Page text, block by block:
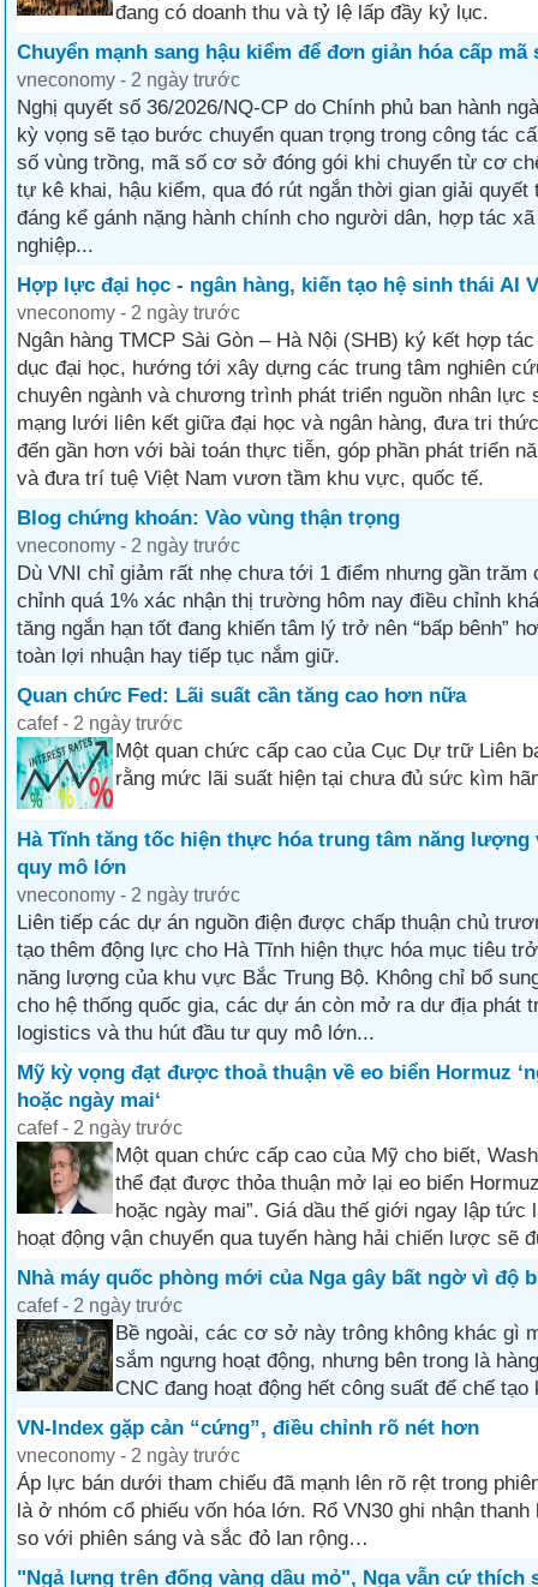
đang có doanh thu và tỷ lệ lấp đầy kỷ lục.
Chuyển mạnh sang hậu kiểm để đơn giản hóa cấp mã
vneconomy - 2 ngày trước
Nghị quyết số 36/2026/NQ-CP do Chính phủ ban hành
kỳ vọng sẽ tạo bước chuyển quan trọng trong công tác
số vùng trồng, mã số cơ sở đóng gói khi chuyển từ cơ
tự kê khai, hậu kiểm, qua đó rút ngắn thời gian giải quyết
đáng kể gánh nặng hành chính cho người dân, hợp tác
nghiệp...
Hợp lực đại học - ngân hàng, kiến tạo hệ sinh thái AI
vneconomy - 2 ngày trước
Ngân hàng TMCP Sài Gòn – Hà Nội (SHB) ký kết hợp
dục đại học, hướng tới xây dựng các trung tâm nghiên
chuyên ngành và chương trình phát triển nguồn nhân lực
mạng lưới liên kết giữa đại học và ngân hàng, đưa tri
đến gần hơn với bài toán thực tiễn, góp phần phát triển
và đưa trí tuệ Việt Nam vươn tầm khu vực, quốc tế.
Blog chứng khoán: Vào vùng thận trọng
vneconomy - 2 ngày trước
Dù VNI chỉ giảm rất nhẹ chưa tới 1 điểm nhưng gần trăm
chỉnh quá 1% xác nhận thị trường hôm nay điều chỉnh
tăng ngắn hạn tốt đang khiến tâm lý trở nên “bấp bênh”
toàn lợi nhuận hay tiếp tục nắm giữ.
Quan chức Fed: Lãi suất cần tăng cao hơn nữa
cafef - 2 ngày trước
Một quan chức cấp cao của Cục Dự trữ Liên
rằng mức lãi suất hiện tại chưa đủ sức kìm
Hà Tĩnh tăng tốc hiện thực hóa trung tâm năng
quy mô lớn
vneconomy - 2 ngày trước
Liên tiếp các dự án nguồn điện được chấp thuận chủ
tạo thêm động lực cho Hà Tĩnh hiện thực hóa mục tiêu
năng lượng của khu vực Bắc Trung Bộ. Không chỉ bổ
cho hệ thống quốc gia, các dự án còn mở ra dư địa phát
logistics và thu hút đầu tư quy mô lớn...
Mỹ kỳ vọng đạt được thoả thuận về eo biển Hormuz
hoặc ngày mai‘
cafef - 2 ngày trước
Một quan chức cấp cao của Mỹ cho biết,
thể đạt được thỏa thuận mở lại eo biển
hoặc ngày mai”. Giá dầu thế giới ngay lập tức
hoạt động vận chuyển qua tuyến hàng hải chiến lược sẽ
Nhà máy quốc phòng mới của Nga gây bất ngờ vì độ
cafef - 2 ngày trước
Bề ngoài, các cơ sở này trông không khác gì
sắm ngưng hoạt động, nhưng bên trong là
CNC đang hoạt động hết công suất để chế
VN-Index gặp cản “cứng”, điều chỉnh rõ nét hơn
vneconomy - 2 ngày trước
Áp lực bán dưới tham chiếu đã mạnh lên rõ rệt trong
là ở nhóm cổ phiếu vốn hóa lớn. Rổ VN30 ghi nhận thanh
so với phiên sáng và sắc đỏ lan rộng…
"Ngả lưng trên đống vàng dầu mỏ", Nga vẫn cứ thích